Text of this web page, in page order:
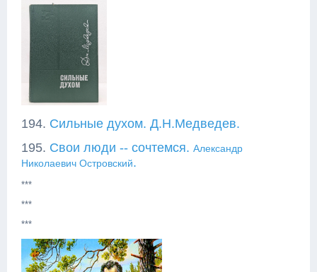
194. Сильные духом. Д.Н.Медведев.
195. Свои люди -- сочтемся. Александр
Николаевич Островский.
***
***
***